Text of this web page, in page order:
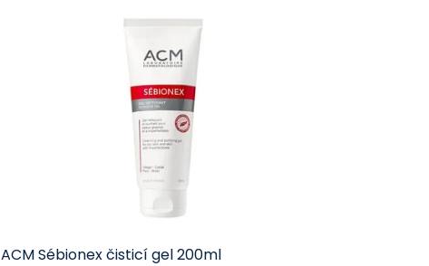
ACM Sébionex čisticí gel 200ml